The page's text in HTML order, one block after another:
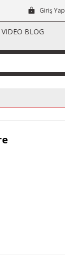
Giriş Yap
VIDEO BLOG